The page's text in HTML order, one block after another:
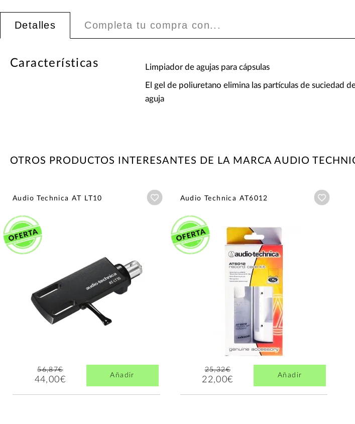
Detalles Completa tu compra con...
Características Limpiador de agujas para cápsulas
El gel de poliuretano elimina las partículas de suciedad
aguja
OTROS PRODUCTOS INTERESANTES DE LA MARCA AUDIO
Audio Technica AT LT10 Añadir a wishlist
56,87€
44,00€ Añadir
Audio Technica AT6012
25,32€
22,00€ Añadir